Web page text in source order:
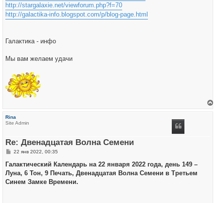
http://stargalaxie.net/viewforum.php?f=70
http://galactika-info.blogspot.com/p/blog-page.html
Галактика - инфо
Мы вам желаем удачи
Rina
Site Admin
Re: Двенадцатая Волна Семени
С
о
щ
е
22 янв 2022, 00:35
Галактический Календарь на 22 января 2022 года, день 149 –
Луна, 6 Тон, 9 Печать, Двенадцатая Волна Семени в Третьем
Синем Замке Времени.